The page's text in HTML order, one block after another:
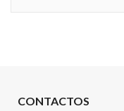
CONTACTOS